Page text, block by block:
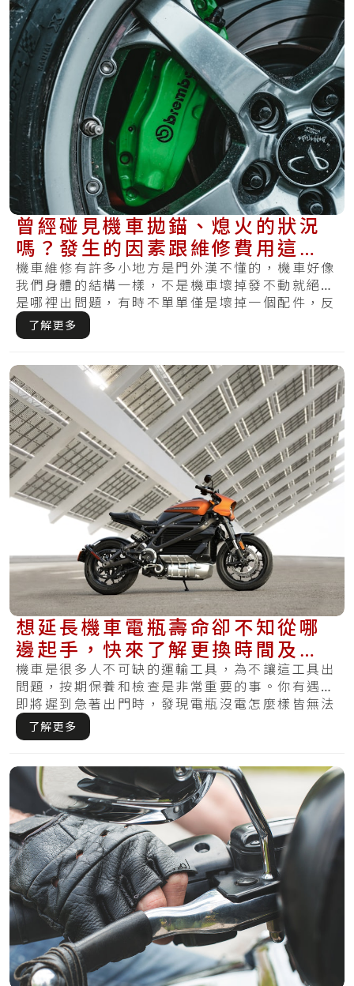
曾經碰見機車拋錨、熄火的狀況
嗎？發生的因素跟維修費用這通
通有！
機車維修有許多小地方是門外漢不懂的，機車好像
我們身體的結構一樣，不是機車壞掉發不動就絕對
是哪裡出問題，有時不單單僅是壞掉一個配件，反
而要.....
了解更多
想延長機車電瓶壽命卻不知從哪
邊起手，快來了解更換時間及基
本的保養方式
機車是很多人不可缺的運輸工具，為不讓這工具出
問題，按期保養和檢查是非常重要的事。你有遇到
即將遲到急著出門時，發現電瓶沒電怎麼樣皆無法
開動.....
了解更多